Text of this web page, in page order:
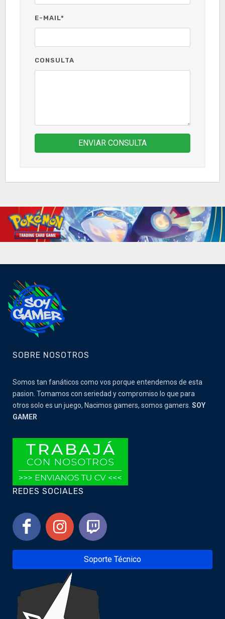
E-MAIL*
CONSULTA
ENVIAR CONSULTA
SOBRE NOSOTROS
Somos tan fanáticos como vos porque entendemos de esta
pasion. Tomamos con seriedad y compromiso lo que para
otros solo es un juego, Nacimos gamers, somos gamers. SOY
GAMER
REDES SOCIALES
Soporte Técnico